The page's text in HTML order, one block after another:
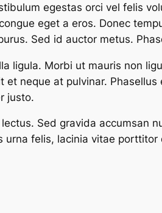
egestas orci vel felis
eget a eros. Donec
Sed id auctor metus.
ligula. Morbi ut mauris non
neque at pulvinar.
justo.
Sed gravida accumsan
felis, lacinia vitae